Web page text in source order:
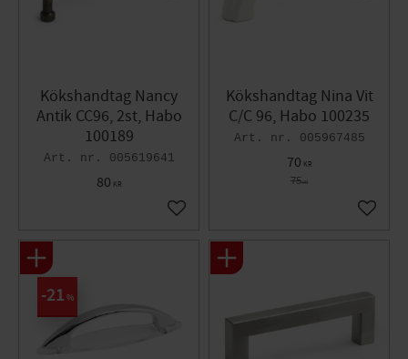
Kökshandtag Nancy
Antik CC96, 2st, Habo
100189
005619641
80 KR
Lägg till i favoriter
Kökshandtag Nina Vit
C/C 96, Habo 100235
005967485
70 KR
75KR
Lägg
21 %